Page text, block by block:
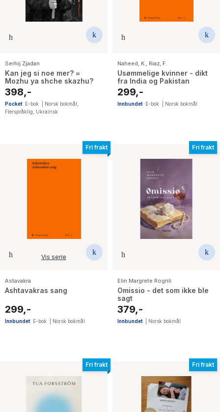
Serhij Zjadan
Kan jeg si noe mer? =
Mozhu ya shche skazhu?
398,-
Pocket E-bok Norsk bokmål ,
Flerspråklig, Ukrainsk
Naheed, K., Riaz, F.
Usømmelige kvinner - dikt
fra India og Pakistan
299,-
Innbundet E-bok Norsk bokmål
Fri frakt
Vis serie
Astavakra
Ashtavakras sang
299,-
Innbundet E-bok Norsk bokmål
Fri frakt
Elin Margrete Rognli
Omissio - det som ikke ble
sagt
379,-
Innbundet Norsk bokmål
Fri frakt Fri frakt